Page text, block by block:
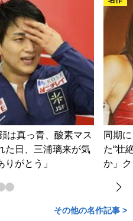
は真っ青、酸素マス
た日、三浦璃来が気
がとう」
同期
た“壮
か」
その他の名作記事 >